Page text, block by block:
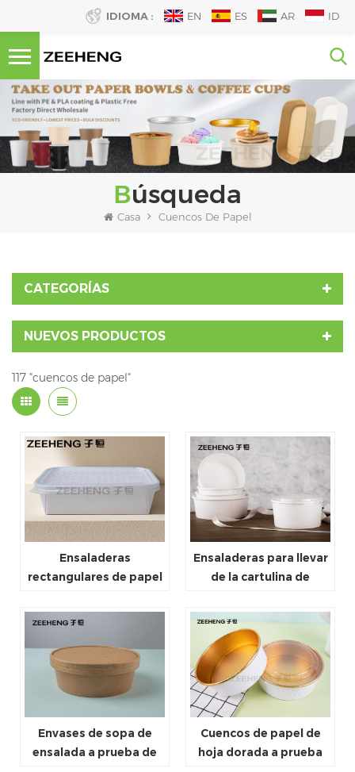
IDIOMA : EN ES AR ID
Búsqueda
Casa Cuencos De Papel
CATEGORÍAS
NUEVOS PRODUCTOS
117 "cuencos de papel"
Ensaladeras
rectangulares de papel
para microondas,
caliente y ensaladas
Ensaladeras para llevar
de la cartulina de
disponibles de la sopa
de Kraft
Envases de sopa de
ensalada a prueba de
Cuencos de papel de
hoja dorada a prueba